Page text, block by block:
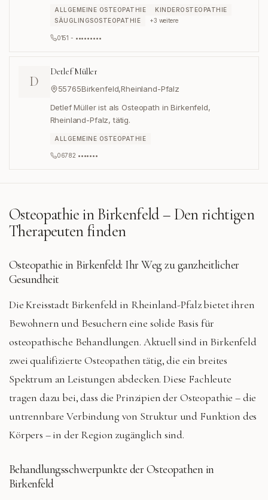
ALLGEMEINE OSTEOPATHIE
KINDEROSTEOPATHIE
SÄUGLINGSOSTEOPATHIE
+3 weitere
0151 - •••••••••
D
Detlef Müller
55765Birkenfeld,Rheinland-Pfalz
Detlef Müller ist als Osteopath in Birkenfeld,
Rheinland-Pfalz, tätig.
ALLGEMEINE OSTEOPATHIE
06782 •••••••
Osteopathie inBirkenfeld– Den richtigen
Therapeuten finden
Osteopathie in Birkenfeld: Ihr Weg zu ganzheitlicher
Gesundheit
Die Kreisstadt Birkenfeld in Rheinland-Pfalz bietet ihren
Bewohnern und Besuchern eine solide Basis für
osteopathische Behandlungen. Aktuell sind in Birkenfeld
zwei qualifizierte Osteopathen tätig, die ein breites
Spektrum an Leistungen abdecken. Diese Fachleute
tragen dazu bei, dass die Prinzipien der Osteopathie – die
untrennbare Verbindung von Struktur und Funktion des
Körpers – in der Region zugänglich sind.
Behandlungsschwerpunkte der Osteopathen in
Birkenfeld